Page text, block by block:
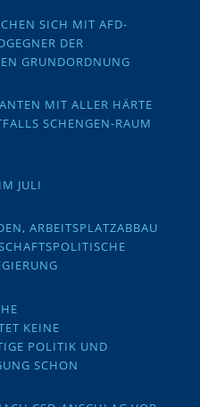
SICH MIT AFD-
DER
GRUNDORDNUNG
MIT ALLER HÄRTE
SCHENGEN-RAUM
JULI
ARBEITSPLATZABBAU
KEINE
POLITIK UND
SCHON